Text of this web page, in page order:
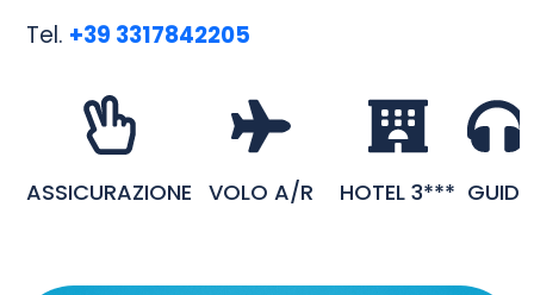
Tel. +39 3317842205
VOLO A/R HOTEL 3*** GUIDA
ASSICURAZIONE